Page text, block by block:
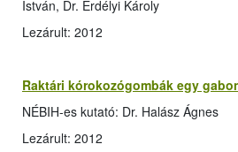
István, Dr. Erdélyi Károly
Lezárult: 2012
Raktári kórokozógombák egy
NÉBIH-es kutató: Dr. Halász Ágnes
Lezárult: 2012